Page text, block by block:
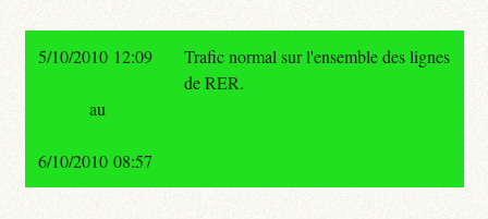
5/10/2010 12:09
Trafic normal sur l'ensemble des lignes
de RER.
au
6/10/2010 08:57